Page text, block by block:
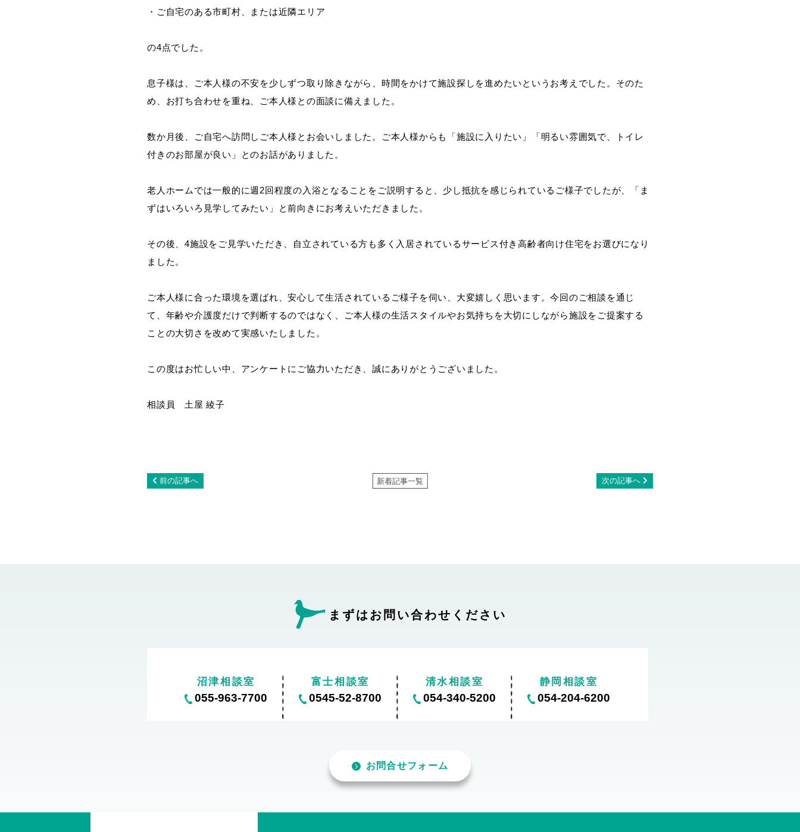
・ご自宅のある市町村、または近隣エリア
の4点でした。
息子様は、ご本人様の不安を少しずつ取り除きながら、時間をかけて施設探しを進めたいというお考えでした。そのた
め、お打ち合わせを重ね、ご本人様との面談に備えました。
数か月後、ご自宅へ訪問しご本人様とお会いしました。ご本人様からも「施設に入りたい」「明るい雰囲気で、トイレ
付きのお部屋が良い」とのお話がありました。
老人ホームでは一般的に週2回程度の入浴となることをご説明すると、少し抵抗を感じられているご様子でしたが、「ま
ずはいろいろ見学してみたい」と前向きにお考えいただきました。
その後、4施設をご見学いただき、自立されている方も多く入居されているサービス付き高齢者向け住宅をお選びになり
ました。
ご本人様に合った環境を選ばれ、安心して生活されているご様子を伺い、大変嬉しく思います。今回のご相談を通じ
て、年齢や介護度だけで判断するのではなく、ご本人様の生活スタイルやお気持ちを大切にしながら施設をご提案する
ことの大切さを改めて実感いたしました。
この度はお忙しい中、アンケートにご協力いただき、誠にありがとうございました。
相談員 土屋 綾子
前の記事へ 次の記事へ
新着記事一覧
まずはお問い合わせ ください
沼津相談室
055-963-7700
富士相談室
0545-52-8700
清水相談室
054-340-5200
静岡相談室
054-204-6200
お問合せフォーム